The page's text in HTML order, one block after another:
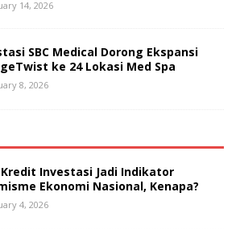
14, 2026
SBC Medical Dorong Ekspansi
ke 24 Lokasi Med Spa
8, 2026
Investasi Jadi Indikator
Ekonomi Nasional, Kenapa?
4, 2026